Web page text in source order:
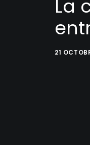
La
21